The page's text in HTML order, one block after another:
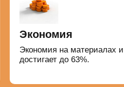
Экономия
Экономия на материалах
достигает до 63%.